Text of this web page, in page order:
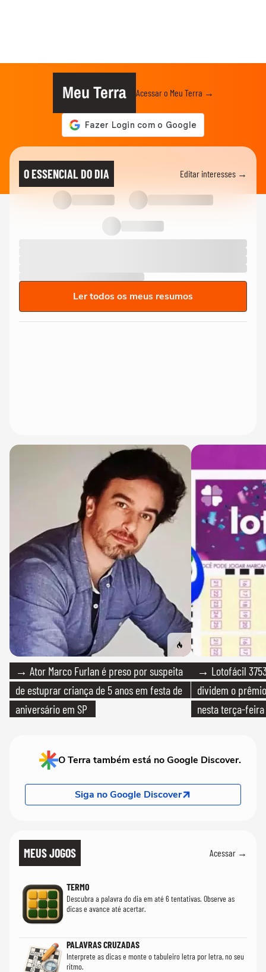
Meu Terra Acessar o Meu Terra →
O ESSENCIAL DO DIA Editar interesses →
Ler todos os meus resumos
→ Ator Marco Furlan é preso por suspeita
de estuprar criança de 5 anos em festa de
aniversário em SP
→ Lotofácil
dividem o
nesta terça-feira
O Terra também está no Google Discover.
Siga no Google Discover
MEUS JOGOS Acessar →
TERMO
Descubra a palavra do dia em até 6 tentativas. Observe as
dicas e avance até acertar.
PALAVRAS CRUZADAS
Interprete as dicas e monte o tabuleiro letra por letra, no seu
ritmo.